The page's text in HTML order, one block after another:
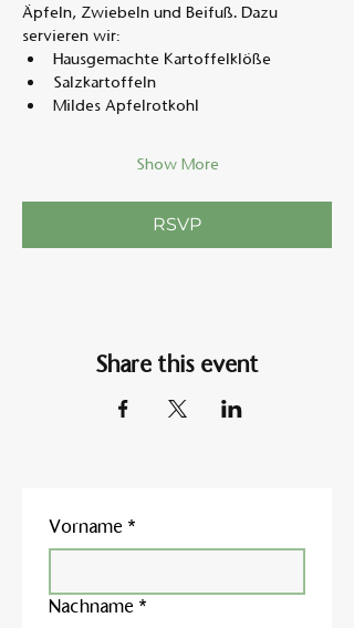
Äpfeln, Zwiebeln und Beifuß. Dazu
servieren wir:
Hausgemachte Kartoffelklöße
Salzkartoffeln
Mildes Apfelrotkohl
Show More
RSVP
Share this event
Vorname *
Nachname *